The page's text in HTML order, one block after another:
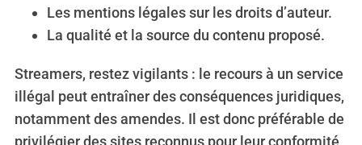
Les mentions légales sur les droits d’auteur.
La qualité et la source du contenu proposé.
Streamers, restez vigilants : le recours à un service
illégal peut entraîner des conséquences juridiques,
notamment des amendes. Il est donc préférable de
privilégier des sites reconnus pour leur conformité
a
r
h
o
r